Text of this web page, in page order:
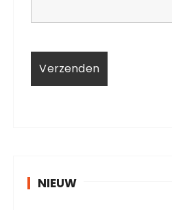
NIEUW